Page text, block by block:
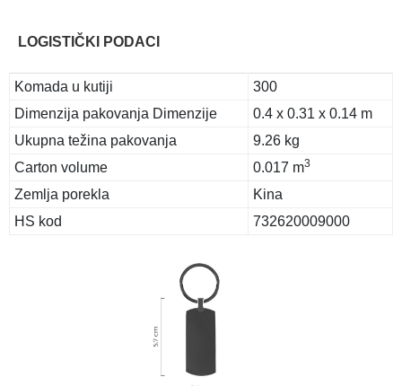
LOGISTIČKI PODACI
Komada u kutiji
300
Dimenzija pakovanja Dimenzije
0.4 x 0.31 x 0.14 m
Ukupna težina pakovanja
9.26 kg
Carton volume
0.017 m3
Zemlja porekla
Kina
HS kod
732620009000